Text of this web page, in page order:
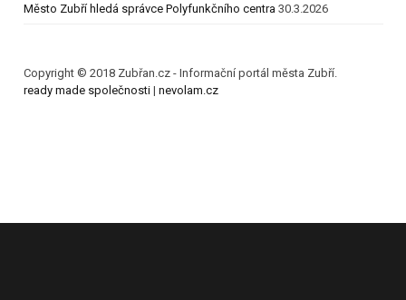
Město Zubří hledá správce Polyfunkčního centra 30.3.2026
Copyright © 2018 Zubřan.cz - Informační portál města Zubří.
ready made společnosti | nevolam.cz